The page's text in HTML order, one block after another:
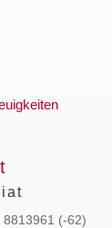
8813961 (-62)